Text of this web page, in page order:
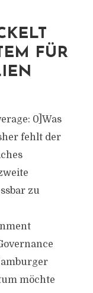
FÜR
0]Was
fehlt der
zu
möchte